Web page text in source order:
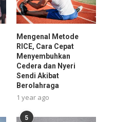
Mengenal Metode
RICE, Cara Cepat
Menyembuhkan
Cedera dan Nyeri
Sendi Akibat
Berolahraga
1 year ago
5